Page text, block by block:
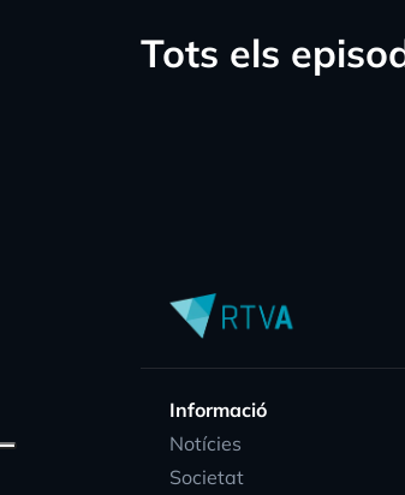
Tots els
Informació
Notícies
Societat